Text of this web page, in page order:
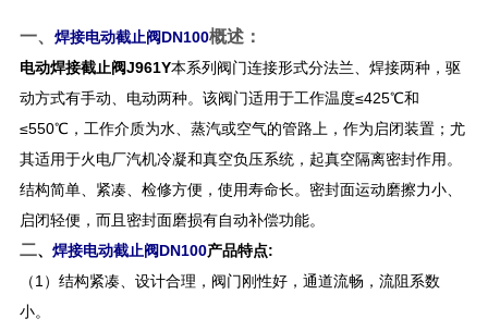
一、 焊接电动截止阀DN100概述：
电动焊接截止阀J961Y本系列阀门连接形式分法兰、焊接两种，驱
动方式有手动、电动两种。该阀门适用于工作温度≤425℃和
≤550℃，工作介质为水、蒸汽或空气的管路上，作为启闭装置；尤
其适用于火电厂汽机冷凝和真空负压系统，起真空隔离密封作用。
结构简单、紧凑、检修方便，使用寿命长。密封面运动磨擦力小、
启闭轻便，而且密封面磨损有自动补偿功能。
二、 焊接电动截止阀DN100产品特点:
（1）结构紧凑、设计合理，阀门刚性好，通道流畅，流阻系数
小。